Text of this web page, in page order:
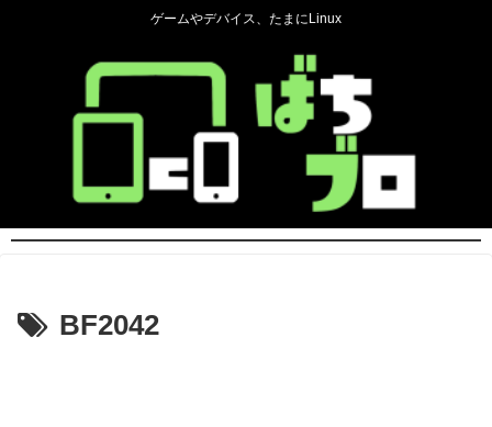
ゲームやデバイス、たまにLinux
BF2042